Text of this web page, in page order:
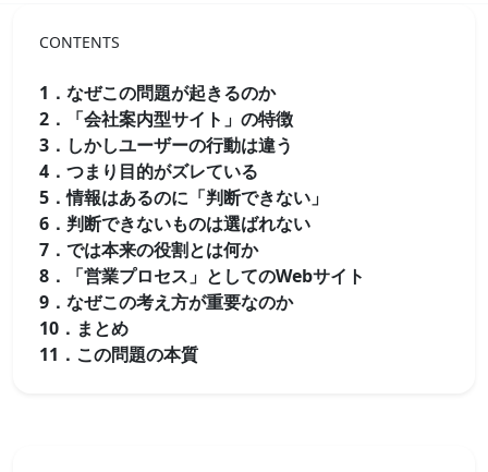
CONTENTS
1．なぜこの問題が起きるのか
2．「会社案内型サイト」の特徴
3．しかしユーザーの行動は違う
4．つまり目的がズレている
5．情報はあるのに「判断できない」
6．判断できないものは選ばれない
7．では本来の役割とは何か
8．「営業プロセス」としてのWebサイト
9．なぜこの考え方が重要なのか
10．まとめ
11．この問題の本質